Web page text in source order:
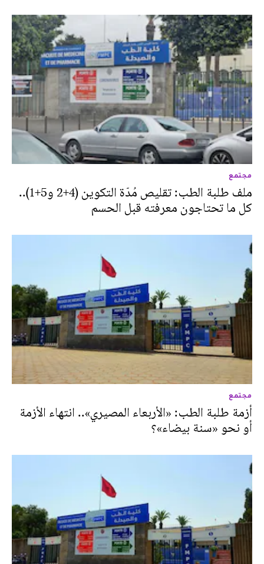
مجتمع
ملف طلبة الطب: تقليص مُدّة التكوين (4+2 و5+1)..
كل ما تحتاجون معرفته قبل الحسم
مجتمع
أزمة طلبة الطب: «الأربعاء المصيري».. انتهاء الأزمة
أو نحو «سنة بيضاء»؟